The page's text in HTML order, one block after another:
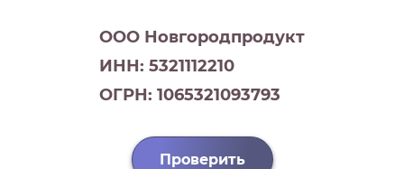
ООО Новгородпродукт
ИНН: 5321112210
ОГРН: 1065321093793
Проверить